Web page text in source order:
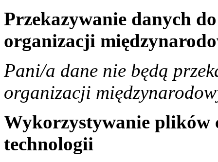
Przekazywanie danych
organizacji
Pani/a dane nie będą
organizacji
Wykorzystywanie plików
technologii